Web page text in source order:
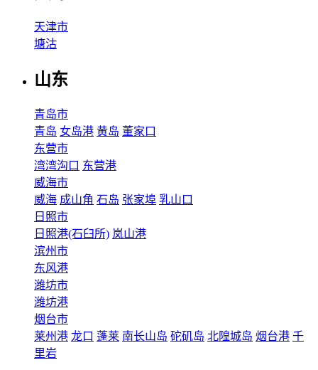
天津市
塘沽
山东
青岛市
青岛 女岛港 黄岛 董家口
东营市
湾湾沟口 东营港
威海市
威海 成山角 石岛 张家埠 乳山口
日照市
日照港(石臼所) 岚山港
滨州市
东风港
潍坊市
潍坊港
烟台市
莱州港 龙口 蓬莱 南长山岛 砣矶岛 北隍城岛 烟台港 千
里岩